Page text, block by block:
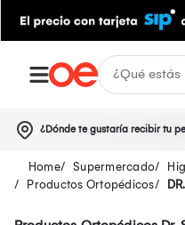
¿Dónde te gustaría recibir tu
Supermercado
Productos Ortopédicos